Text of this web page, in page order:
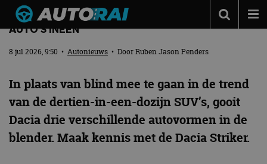
Autotests
Automerken
Adverteren
DEZE NIEUWE DACIA STRIKER IS EIGENLIJK DRIE
AUTO’S INEEN
8 jul 2026, 9:50 • Autonieuws • DoorRuben Jason Penders
In plaats van blind mee te gaan in de trend
van de dertien-in-een-dozijn SUV’s, gooit
Dacia drie verschillende autovormen in de
blender. Maak kennis met de Dacia Striker.